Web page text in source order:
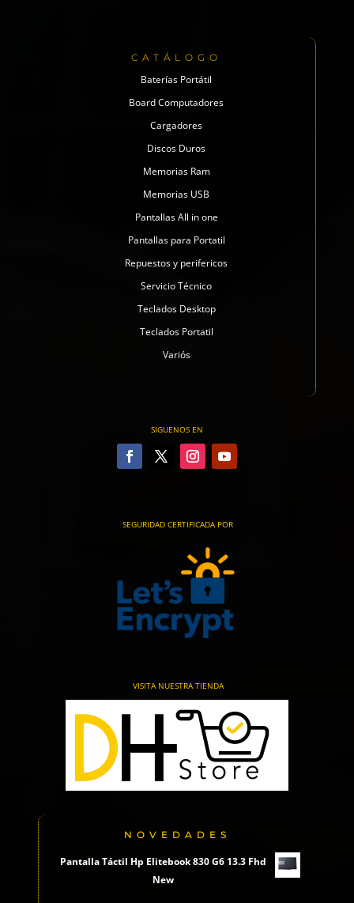
CATÁLOGO
Baterías Portátil
Board Computadores
Cargadores
Discos Duros
Memorias Ram
Memorias USB
Pantallas All in one
Pantallas para Portatil
Repuestos y perifericos
Servicio Técnico
Teclados Desktop
Teclados Portatil
Variós
SIGUENOS EN
SEGURIDAD CERTIFICADA POR
VISITA NUESTRA TIENDA
NOVEDADES
Pantalla Táctil Hp Elitebook 830 G6 13.3 Fhd
New